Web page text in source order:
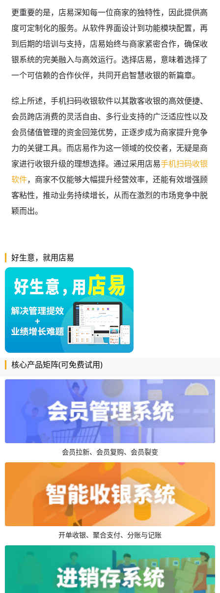
更重要的是，店易深知每一位商家的独特性，因此提供高
度可定制化的服务。从软件界面设计到功能模块配置，再
到后期的培训与支持，店易始终与商家紧密合作，确保收
银系统的完美融入与高效运行。选择店易，意味着选择了
一个可信赖的合作伙伴，共同开启智慧收银的新篇章。
综上所述，手机扫码收银软件以其散客收银的高效便捷、
会员跨店消费的灵活自由、多行业支持的广泛适应性以及
会员储值管理的资金回笼优势，正逐步成为商家提升竞争
力的关键工具。而店易作为这一领域的佼佼者，无疑是商
家进行收银升级的理想选择。通过采用店易手机扫码收银
软件，商家不仅能够大幅提升经营效率，还能有效增强顾
客粘性，推动业务持续增长，从而在激烈的市场竞争中脱
颖而出。
好生意，就用店易
核心产品矩阵(可免费试用)
会员拉新、会员复购、会员裂变
开单收银、聚合支付、分账与记账